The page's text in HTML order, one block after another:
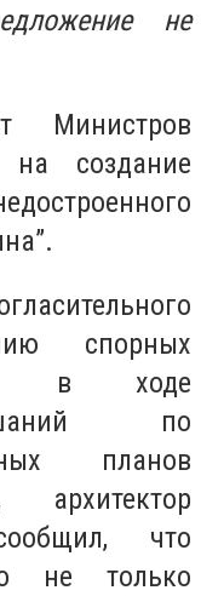
не
Министров
на создание
спорных
в ходе
по
планов
архитектор
что
не только